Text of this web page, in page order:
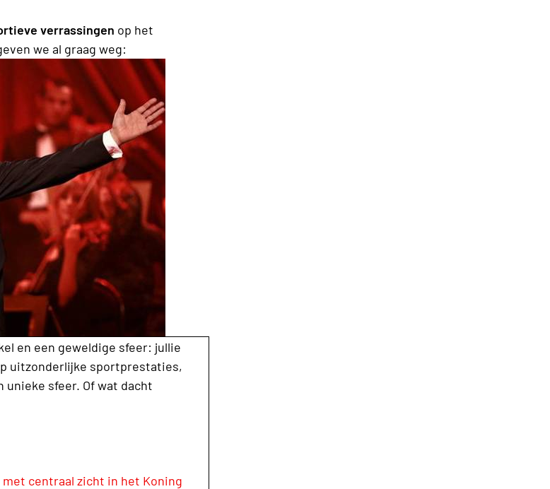
verrassingen op het
we al graag weg:
en een geweldige sfeer: jullie
uitzonderlijke sportprestaties,
sfeer. Of wat dacht
centraal zicht in het Koning